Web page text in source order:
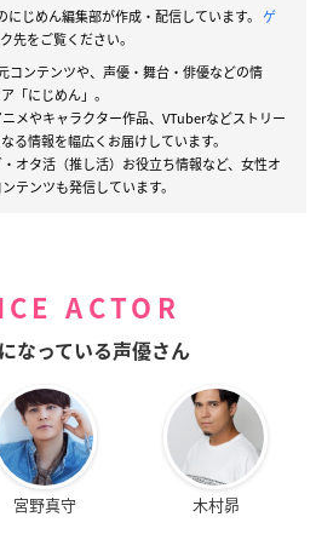
にじめん編集部が作成・配信しています。 ゲ
先をご覧ください。
コンテンツや、声優・舞台・俳優などの情
「にじめん」。
メやキャラクター作品、VTuberなどストリー
る情報を幅広くお届けしています。
オタ活（推し活）お役立ち情報など、女性オ
テンツも発信しています。
ACTOR
なっている声優さん
宮野真守 木村昴